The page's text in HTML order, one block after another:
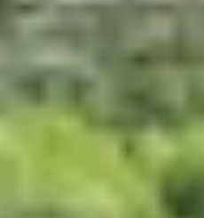
Cantine da visitare e
Cantine da visitare e
Loira
Cantine da visitare e
Rodano
Cantine da visitare e
Cantine da visitare e